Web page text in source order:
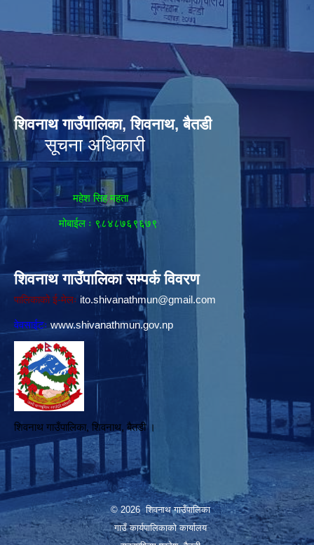
शिवनाथ गाउँपालिका, शिवनाथ, बैतडी
सूचना अधिकारी
महेश सिह महता
मोबाईल ः ९८४८७६९६७९
शिवनाथ गाउँपालिका सम्पर्क विवरण
पालिकाको ई-मेलः ito.shivanathmun@gmail.com
वेवसाईटः www.shivanathmun.gov.np
शिवनाथ गाउँपालिका, शिवनाथ, बैतडी ।
© 2026 शिवनाथ गाउँपालिका
गाउँ कार्यपालिकाकाे कार्यालय